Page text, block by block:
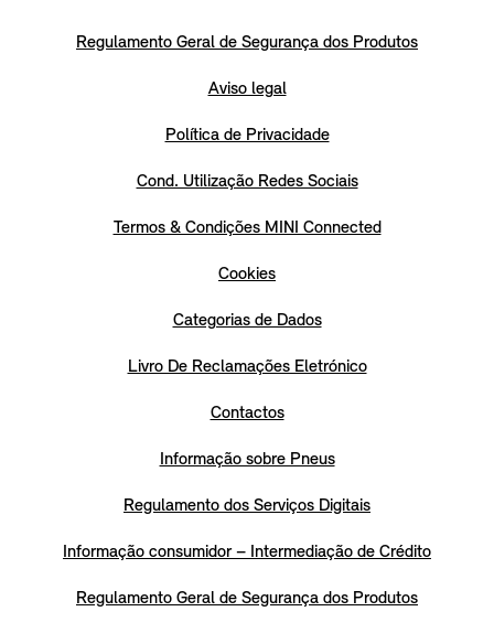
Regulamento Geral de Segurança dos Produtos
Aviso legal
Política de Privacidade
Cond. Utilização Redes Sociais
Termos & Condições MINI Connected
Cookies
Categorias de Dados
Livro De Reclamações Eletrónico
Contactos
Informação sobre Pneus
Regulamento dos Serviços Digitais
Informação consumidor – Intermediação de Crédito
Regulamento Geral de Segurança dos Produtos